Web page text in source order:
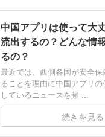
中国アプリは使って大
流出するの？どんな情
るの？
最近では、西側各国が安全保
ることを理由に中国アプリ
しているニュースを頻 ...
続きを見る